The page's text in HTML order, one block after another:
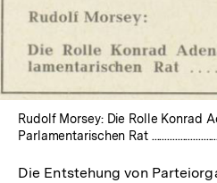
In
Rudolf Morsey: Die Rolle Konrad
Parlamentarischen Rat
Die Entstehung von